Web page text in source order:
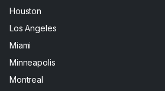
Houston
Los Angeles
Miami
Minneapolis
Montreal